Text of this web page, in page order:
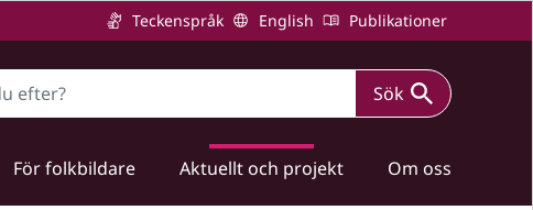
Teckenspråk English Publikationer
Sök
För folkbildare Aktuellt och projekt Om oss